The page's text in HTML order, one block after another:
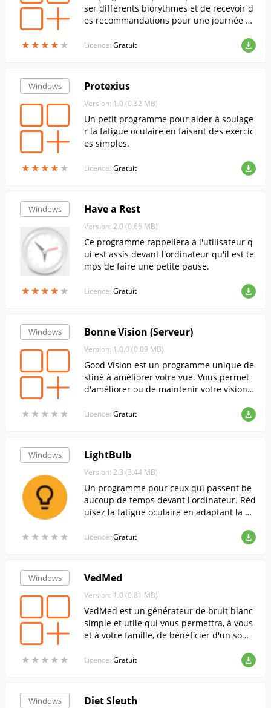
★★★★ ★
★★★★ ★
ser différents biorythmes et de recevoir d
es recommandations pour une journée pa
Licence: Gratuit
Windows
★★★★ ★
★★★★ ★
Protexius
Version: 1.0 (0.32 MB)
Un petit programme pour aider à soulage
r la fatigue oculaire en faisant des exercic
es simples.
Licence: Gratuit
Windows
★★★★ ★
★★★★ ★
Have a Rest
Version: 2.0 (0.66 MB)
Ce programme rappellera à l'utilisateur q
ui est assis devant l'ordinateur qu'il est te
mps de faire une petite pause.
Licence: Gratuit
Windows
★ ★ ★ ★ ★
★ ★ ★ ★ ★
Bonne Vision (Serveur)
Version: 1.0.0 (0.09 MB)
Good Vision est un programme unique de
stiné à améliorer votre vue. Vous permet
d'améliorer ou de maintenir votre vision t
Vous regardez simplement ce que vous vo
Licence: Gratuit
Windows
★ ★ ★ ★ ★
★ ★ ★ ★ ★
LightBulb
Version: 2.3 (3.44 MB)
Un programme pour ceux qui passent be
aucoup de temps devant l'ordinateur. Réd
uisez la fatigue oculaire en adaptant la pa
e.
Licence: Gratuit
Windows
★ ★ ★ ★ ★
★ ★ ★ ★ ★
VedMed
Version: 1.0 (0.81 MB)
VedMed est un générateur de bruit blanc
simple et utile qui vous permettra, à vous
et à votre famille, de bénéficier d'un som
Licence: Gratuit
Windows Diet Sleuth